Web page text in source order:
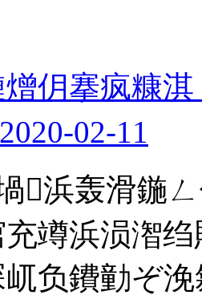
仴搴疯糠
2020-02-11
浜轰滑鍦
竴浜涢潪
屼负鐨勭ぞ